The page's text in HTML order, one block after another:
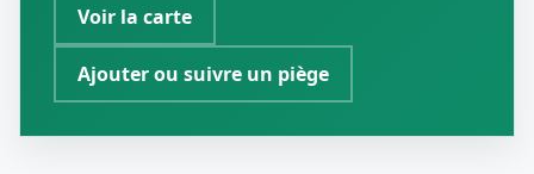
Voir la carte
Ajouter ou suivre un piège